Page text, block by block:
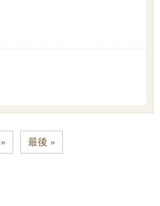
» 最後 »